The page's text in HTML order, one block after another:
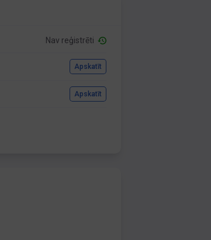
Nav reģistrēti
Apskatīt
Apskatīt